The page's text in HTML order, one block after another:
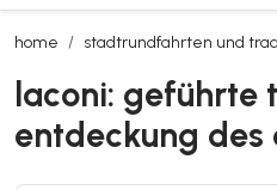
home stadtrundfahrten und
laconi: geführte tour zur
laconi: geführte
entdeckung des